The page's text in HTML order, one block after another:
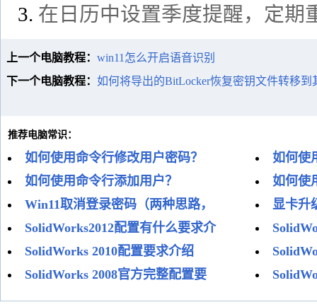
在日历中设置季度提醒，定期
上一个电脑教程： win11怎么开启语音识别
下一个电脑教程： 如何将导出的BitLocker恢复密钥文件转移到
推荐电脑常识：
如何使用命令行修改用户密码？
如何使
如何使用命令行添加用户？
如何使
Win11取消登录密码（两种思路，
显卡升
SolidWorks2012配置有什么要求介
SolidWorks 2010配置要求介绍
SolidWorks 2008官方完整配置要